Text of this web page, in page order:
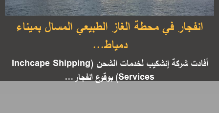
انفجار في محطة الغاز الطبيعي المسال بميناء
دمياط...
أفادت شركة إنشكيب لخدمات الشحن (Inchcape Shipping
Services) بوقوع انفجار...